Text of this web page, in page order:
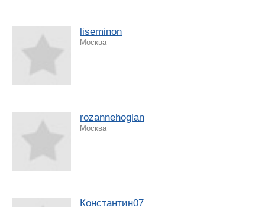
liseminon
Москва
rozannehoglan
Москва
Константин07